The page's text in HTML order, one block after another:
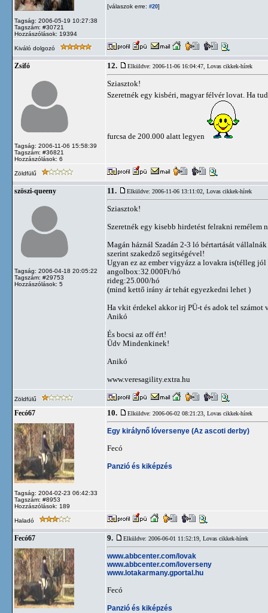
Tagság: 2006-05-19 10:27:38
Tagszám: #30721
Hozzászólások: 19394
[válaszok erre: #20]
Kiváló dolgozó
Zsifó
Tagság: 2006-11-06 15:58:39
Tagszám: #36821
Hozzászólások: 6
12. Elküldve: 2006-11-06 16:04:47, Lovas cikkek-hírek
Sziasztok!
Szeretnék egy kisbéri, magyar félvér lovat. Ha
furcsa de 200.000 alatt legyen
Zöldfülű
szöszi-queeny
Tagság: 2006-04-18 20:05:22
Tagszám: #29753
Hozzászólások: 5
11. Elküldve: 2006-11-06 13:11:02, Lovas cikkek-hírek
Sziasztok!
Szeretnék egy kisebb hirdetést felrakni
Magán háznál Szadán 2-3 ló bértartását
szerint szakedző segitségével!
Ugyan ez az ember vigyázz a lovakra is(télleg
angolbox:32.000Ft/hó
rideg:25.000/hó
(mind kettő irány ár tehát egyezkedni lehet )
Ha vkit érdekel akkor irj PÜ-t és adok tel számot
Anikó
És bocsi az off ért!
Üdv Mindenkinek!
Anikó
www.veresagility.extra.hu
Zöldfülű
Fecó67
Tagság: 2004-02-23 06:42:33
Tagszám: #8953
Hozzászólások: 189
10. Elküldve: 2006-06-02 08:21:23, Lovas cikkek-hírek
Egy királynő lóversenye (Az ascoti derby)
Fecó
Panzió és kiképzés
Haladó
Fecó67 9. Elküldve: 2006-06-01 11:52:19, Lovas cikkek-hírek
www.abbcenter.com/lovak
www.abbcenter.com/loverseny
www.lotakarmany.gportal.hu
Fecó
Panzió és kiképzés